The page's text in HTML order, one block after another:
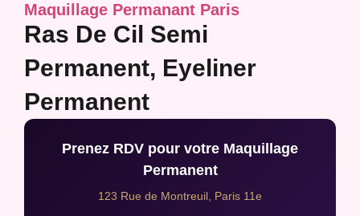
Maquillage Permanant Paris
Ras De Cil Semi
Permanent, Eyeliner
Permanent
Prenez RDV pour votre Maquillage
Permanent
123 Rue de Montreuil, Paris 11e